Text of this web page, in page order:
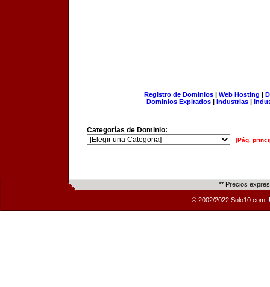
Registro de Dominios| Web Hosting |
Dominios Expirados | Industrias |
Categorías de Dominio:
[Pág.
** Precios
© 2002/2022 Solo10.com